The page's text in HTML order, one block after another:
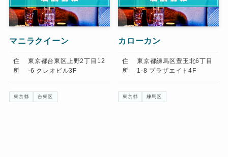
マニラクイーン
住
所
東京都台東区上野2丁目12
-6 クレオビル3F
東京都 台東区
カローカン
住
所
東京都練馬区豊玉北6丁目
1-8 プラザエイト4F
東京都 練馬区